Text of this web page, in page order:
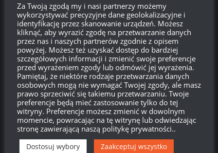
Mam wszystkie trzy.
ShPTK-TVP 100 – no ok w miarę, ale potrafi za sprawa RNG
siać potężne kalafiory, a burzaki nie przebijają pancerza na 6-
kach.Object 703 Version II – król początków rozgrywki na LF.
W randomach typowy ruski troll tank – często na niekorzyść
grającego nim.E 75 TS – bez zmienionej konfiguracji na
module nie wyjeżdżaj, bo daleko nie zajedziesz z rozwalonym
silnikiem. Poza tym działo w miarę. Zalecana gra na wieże.
-3 Odpowiedz
Frendzel
Reply toMistrz_Uderzenia
Za Twoją zgodą my i nasi partnerzy możemy
wykorzystywać precyzyjne dane geolokalizacyjne i
identyfikację przez skanowanie urządzeń. Możesz
kliknąć, aby wyrazić zgodę na przetwarzanie danych
przez nas i naszych partnerów zgodnie z opisem
powyżej. Możesz też uzyskać dostęp do bardziej
szczegółowych informacji i zmienić swoje preferencje
przed wyrażeniem zgody lub odmówić jej wyrażenia.
Pamiętaj, że niektóre rodzaje przetwarzania danych
osobowych mogą nie wymagać Twojej zgody, ale masz
prawo sprzeciwić się takiemu przetwarzaniu. Twoje
preferencje będą mieć zastosowanie tylko do tej
witryny. Preferencje możesz zmienić w dowolnym
momencie, powracając na tę witrynę lub odwiedzając
stronę zawierającą naszą politykę prywatności..
Dostosuj wybory Zaakceptuj wszystko